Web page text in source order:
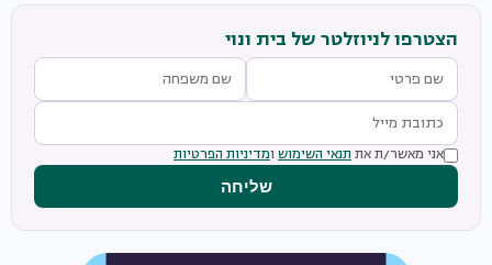
הצטרפו לניוזלטר של בית ונוי
אני מאשר/ת את תנאי השימוש ומדיניות הפרטיות
שליחה